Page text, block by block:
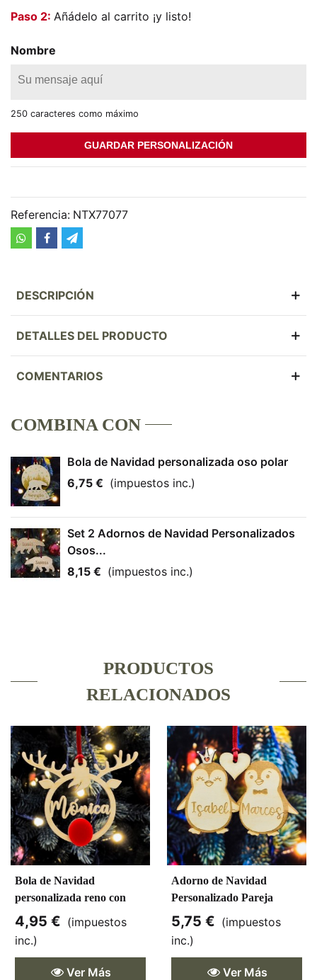
Paso 2: Añádelo al carrito ¡y listo!
Nombre
250 caracteres como máximo
GUARDAR PERSONALIZACIÓN
Referencia: NTX77077
DESCRIPCIÓN
DETALLES DEL PRODUCTO
COMENTARIOS
COMBINA CON
Bola de Navidad personalizada oso polar
6,75 € (impuestos inc.)
Set 2 Adornos de Navidad Personalizados
Osos...
8,15 € (impuestos inc.)
PRODUCTOS
RELACIONADOS
Bola de Navidad
personalizada reno con
metacrilato rojo
4,95 € (impuestos
inc.)
Ver Más
Adorno de Navidad
Personalizado Pareja
Pingüinos
5,75 € (impuestos
inc.)
Ver Más